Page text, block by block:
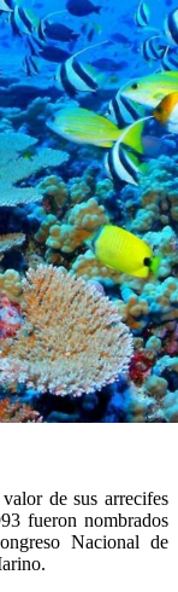
de sus arrecifes
fueron nombrados
Nacional de